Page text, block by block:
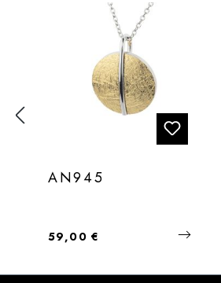
AN945
Regulärer Preis:
59,00 €